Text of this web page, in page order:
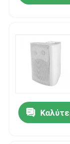
Γύρος
Ποιοτικός
Μας ελάτε
Ειδήσεις